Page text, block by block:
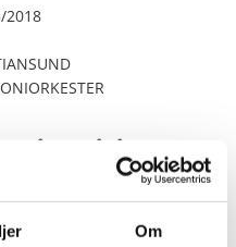
Om
2018
i Festiviteten